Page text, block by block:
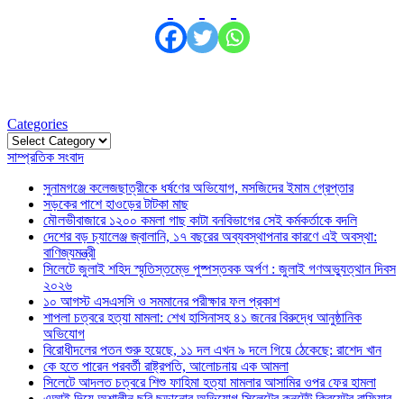
Categories
Categories
সাম্প্রতিক সংবাদ
সুনামগঞ্জে কলেজছাত্রীকে ধর্ষণের অভিযোগ, মসজিদের ইমাম গ্রেপ্তার
সড়কের পাশে হাওড়ের টাটকা মাছ
মৌলভীবাজারে ১২০০ কমলা গাছ কাটা বনবিভাগের সেই কর্মকর্তাকে বদলি
দেশের বড় চ্যালেঞ্জ জ্বালানি, ১৭ বছরের অব্যবস্থাপনার কারণে এই অবস্থা:
বাণিজ্যমন্ত্রী
সিলেটে জুলাই শহিদ স্মৃতিস্তম্ভে পুষ্পস্তবক অর্পণ : জুলাই গণঅভ্যুত্থান দিবস
২০২৬
১০ আগস্ট এসএসসি ও সমমানের পরীক্ষার ফল প্রকাশ
শাপলা চত্বরে হত্যা মামলা: শেখ হাসিনাসহ ৪১ জনের বিরুদ্ধে আনুষ্ঠানিক
অভিযোগ
বিরোধীদলের পতন শুরু হয়েছে, ১১ দল এখন ৯ দলে গিয়ে ঠেকেছে: রাশেদ খান
কে হতে পারেন পরবর্তী রাষ্ট্রপতি, আলোচনায় এক আমলা
সিলেটে আদলত চত্বরে শিশু ফাহিমা হত্যা মামলার আসামির ওপর ফের হামলা